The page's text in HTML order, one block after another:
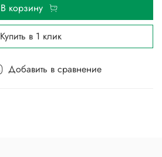
Добавить в сравнение
В корзину
Купить в 1 клик